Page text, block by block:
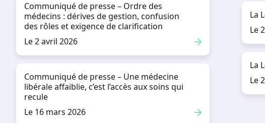
Communiqué de presse – Ordre des
médecins : dérives de gestion, confusion
des rôles et exigence de clarification
Le 2 avril 2026
Communiqué de presse – Une médecine
libérale affaiblie, c’est l’accès aux soins qui
recule
Le 16 mars 2026
La
Le
La
Le